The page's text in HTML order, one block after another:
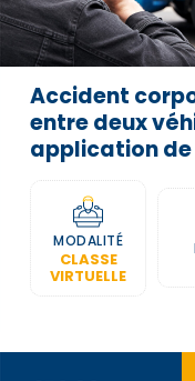
Accident
entre deux
application
convention
FFALB3
MODALITÉ
CLASSE
VIRTUELLE